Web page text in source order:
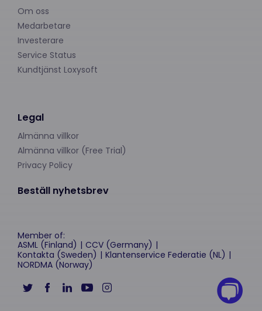
Om oss
Medarbetare
Investerare
Service Status
Kundtjänst Loxysoft
Legal
Almänna villkor
Almänna villkor (Free Trial)
Privacy Policy
Beställ nyhetsbrev
Member of:
ASML (Finland)
CCV (Germany)
Kontakta (Sweden)
Klantenservice Federatie (NL)
NORDMA (Norway)